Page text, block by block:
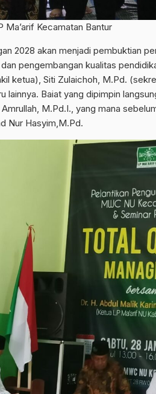
Ma’arif Kecamatan Bantur
2028 akan menjadi pembuktian
pengembangan kualitas
ketua), Siti Zulaichoh, M.Pd.
lainnya. Baiat yang dipimpin
M.Pd.I., yang mana
Nur Hasyim,M.Pd.